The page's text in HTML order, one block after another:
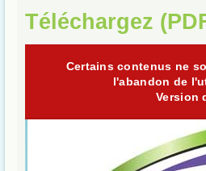
Téléchargez